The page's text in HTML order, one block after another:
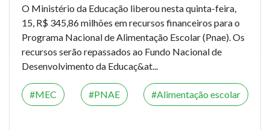
O Ministério da Educação liberou nesta quinta-feira,
15, R$ 345,86 milhões em recursos financeiros para o
Programa Nacional de Alimentação Escolar (Pnae). Os
recursos serão repassados ao Fundo Nacional de
Desenvolvimento da Educaç&at...
MEC PNAE Alimentação escolar